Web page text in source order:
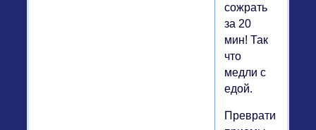
сожрать
за 20
мин! Так
что
медли с
едой.
Преврати